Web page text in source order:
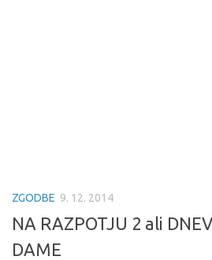
ZGODBE 9. 12. 2014
NA RAZPOTJU 2 ali
DAME